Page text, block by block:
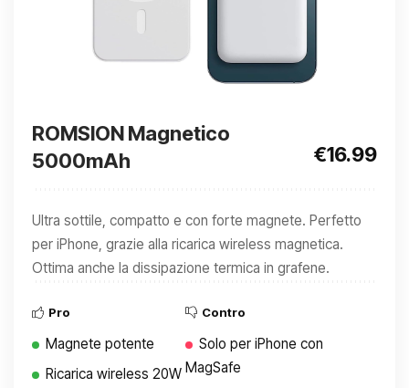
ROMSION Magnetico
5000mAh
€16.99
Ultra sottile, compatto e con forte magnete. Perfetto
per iPhone, grazie alla ricarica wireless magnetica.
Ottima anche la dissipazione termica in grafene.
Pro
Magnete potente
Ricarica wireless 20W
Contro
Solo per iPhone con
MagSafe